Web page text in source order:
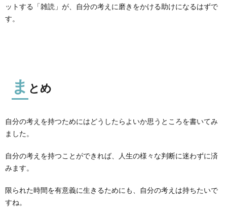
ットする「雑読」が、自分の考えに磨きをかける助けになるはずで
す。
ま とめ
自分の考えを持つためにはどうしたらよいか思うところを書いてみ
ました。
自分の考えを持つことができれば、人生の様々な判断に迷わずに済
みます。
限られた時間を有意義に生きるためにも、自分の考えは持ちたいで
すね。